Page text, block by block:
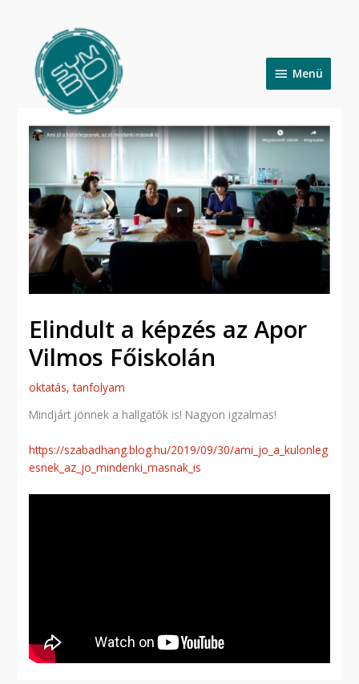
content
Menü
Elindult a képzés az Apor
Vilmos Főiskolán
oktatás,tanfolyam
Mindjárt jönnek a hallgatók is! Nagyon igzalmas!
https://szabadhang.blog.hu/2019/09/30/ami_jo_a_kulonleg
esnek_az_jo_mindenki_masnak_is